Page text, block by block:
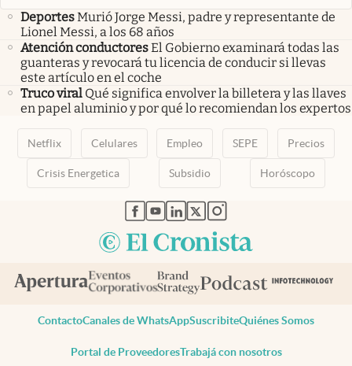
DeportesMurió Jorge Messi, padre y representante de
Lionel Messi, a los 68 años
Atención conductoresEl Gobierno examinará todas las
guanteras y revocará tu licencia de conducir si llevas
este artículo en el coche
Truco viral Qué significa envolver la billetera y las llaves
en papel aluminio y por qué lo recomiendan los expertos
Netflix Celulares Empleo SEPE Precios
Crisis Energetica Subsidio Horóscopo
abre en nueva pestaña
abre en nueva pestaña
abre en nueva pestaña
abre en nueva pestaña
abre en nueva pestaña
ContactoCanales de WhatsAppSuscribiteQuiénes Somos
Portal de ProveedoresTrabajá con nosotros